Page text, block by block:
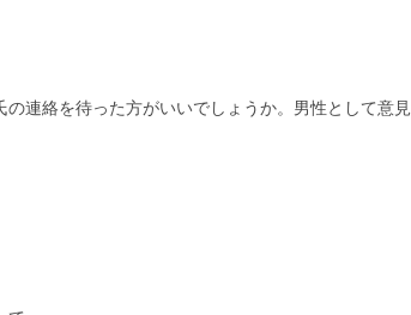
の連絡を待った方がいいでしょうか。男性として意見